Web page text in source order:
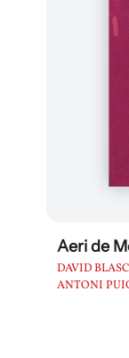
Aeri de
DAVID
ANTONI